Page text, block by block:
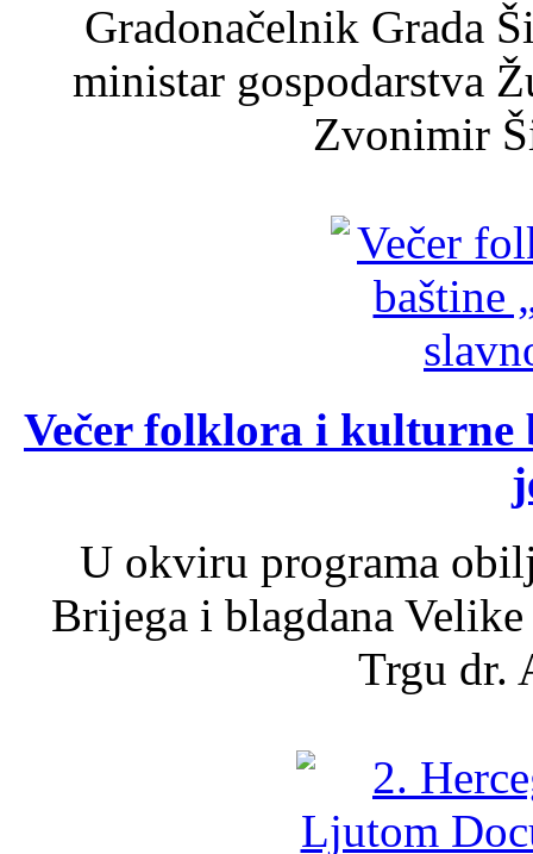
Gradonačelnik Grada
ministar gospodarstva
Zvonimir
Večer folklora i kulturne
U okviru programa
Brijega i blagdana
Trgu dr.